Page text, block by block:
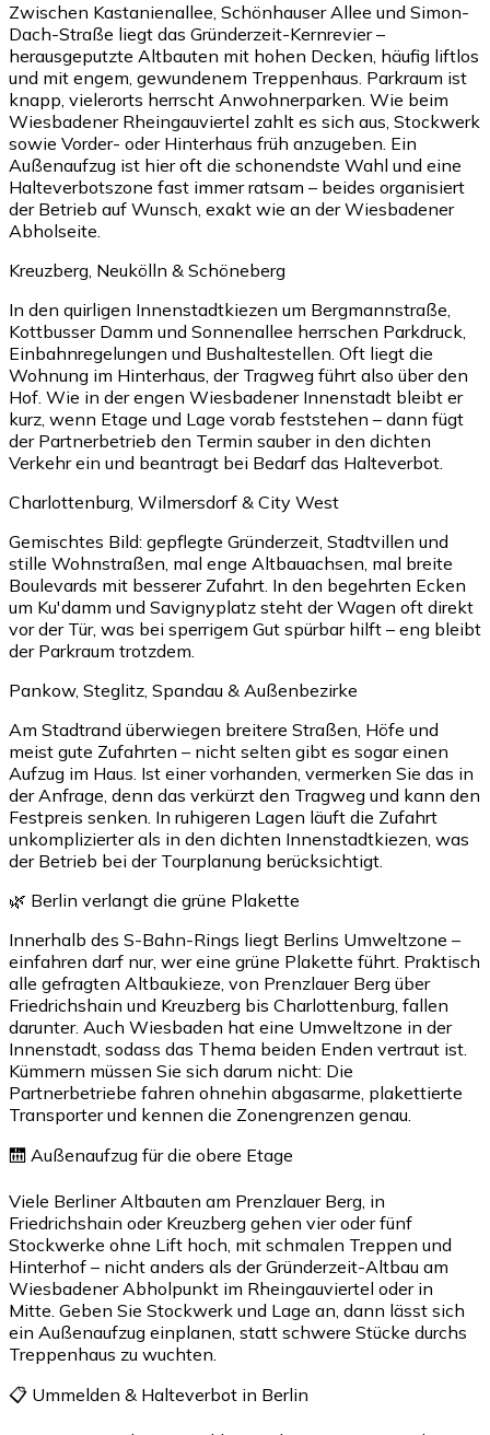
Zwischen Kastanienallee, Schönhauser Allee und Simon-
Dach-Straße liegt das Gründerzeit-Kernrevier –
herausgeputzte Altbauten mit hohen Decken, häufig liftlos
und mit engem, gewundenem Treppenhaus. Parkraum ist
knapp, vielerorts herrscht Anwohnerparken. Wie beim
Wiesbadener Rheingauviertel zahlt es sich aus, Stockwerk
sowie Vorder- oder Hinterhaus früh anzugeben. Ein
Außenaufzug ist hier oft die schonendste Wahl und eine
Halteverbotszone fast immer ratsam – beides organisiert
der Betrieb auf Wunsch, exakt wie an der Wiesbadener
Abholseite.
Kreuzberg, Neukölln & Schöneberg
In den quirligen Innenstadtkiezen um Bergmannstraße,
Kottbusser Damm und Sonnenallee herrschen Parkdruck,
Einbahnregelungen und Bushaltestellen. Oft liegt die
Wohnung im Hinterhaus, der Tragweg führt also über den
Hof. Wie in der engen Wiesbadener Innenstadt bleibt er
kurz, wenn Etage und Lage vorab feststehen – dann fügt
der Partnerbetrieb den Termin sauber in den dichten
Verkehr ein und beantragt bei Bedarf das Halteverbot.
Charlottenburg, Wilmersdorf & City West
Gemischtes Bild: gepflegte Gründerzeit, Stadtvillen und
stille Wohnstraßen, mal enge Altbauachsen, mal breite
Boulevards mit besserer Zufahrt. In den begehrten Ecken
um Ku'damm und Savignyplatz steht der Wagen oft direkt
vor der Tür, was bei sperrigem Gut spürbar hilft – eng bleibt
der Parkraum trotzdem.
Pankow, Steglitz, Spandau & Außenbezirke
Am Stadtrand überwiegen breitere Straßen, Höfe und
meist gute Zufahrten – nicht selten gibt es sogar einen
Aufzug im Haus. Ist einer vorhanden, vermerken Sie das in
der Anfrage, denn das verkürzt den Tragweg und kann den
Festpreis senken. In ruhigeren Lagen läuft die Zufahrt
unkomplizierter als in den dichten Innenstadtkiezen, was
der Betrieb bei der Tourplanung berücksichtigt.
🌿 Berlin verlangt die grüne Plakette
Innerhalb des S-Bahn-Rings liegt Berlins Umweltzone –
einfahren darf nur, wer eine grüne Plakette führt. Praktisch
alle gefragten Altbaukieze, von Prenzlauer Berg über
Friedrichshain und Kreuzberg bis Charlottenburg, fallen
darunter. Auch Wiesbaden hat eine Umweltzone in der
Innenstadt, sodass das Thema beiden Enden vertraut ist.
Kümmern müssen Sie sich darum nicht: Die
Partnerbetriebe fahren ohnehin abgasarme, plakettierte
Transporter und kennen die Zonengrenzen genau.
🛗 Außenaufzug für die obere Etage
Viele Berliner Altbauten am Prenzlauer Berg, in
Friedrichshain oder Kreuzberg gehen vier oder fünf
Stockwerke ohne Lift hoch, mit schmalen Treppen und
Hinterhof – nicht anders als der Gründerzeit-Altbau am
Wiesbadener Abholpunkt im Rheingauviertel oder in
Mitte. Geben Sie Stockwerk und Lage an, dann lässt sich
ein Außenaufzug einplanen, statt schwere Stücke durchs
Treppenhaus zu wuchten.
📋 Ummelden & Halteverbot in Berlin